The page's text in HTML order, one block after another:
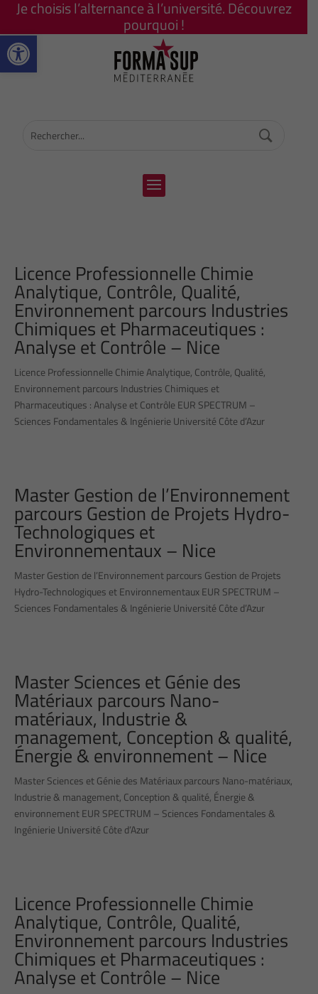
Ouvrir la barre d’outils
Je choisis l’alternance à l’université. Découvrez
pourquoi !
Licence Professionnelle Chimie
Analytique, Contrôle, Qualité,
Environnement parcours Industries
Chimiques et Pharmaceutiques :
Analyse et Contrôle – Nice
Licence Professionnelle Chimie Analytique, Contrôle, Qualité,
Environnement parcours Industries Chimiques et
Pharmaceutiques : Analyse et Contrôle EUR SPECTRUM –
Sciences Fondamentales & Ingénierie Université Côte d’Azur
Master Gestion de l’Environnement
parcours Gestion de Projets Hydro-
Technologiques et
Environnementaux – Nice
Master Gestion de l’Environnement parcours Gestion de Projets
Hydro-Technologiques et Environnementaux EUR SPECTRUM –
Sciences Fondamentales & Ingénierie Université Côte d’Azur
Master Sciences et Génie des
Matériaux parcours Nano-
matériaux, Industrie &
management, Conception & qualité,
Énergie & environnement – Nice
Master Sciences et Génie des Matériaux parcours Nano-matériaux,
Industrie & management, Conception & qualité, Énergie &
environnement EUR SPECTRUM – Sciences Fondamentales &
Ingénierie Université Côte d’Azur
Licence Professionnelle Chimie
Analytique, Contrôle, Qualité,
Environnement parcours Industries
Chimiques et Pharmaceutiques :
Analyse et Contrôle – Nice